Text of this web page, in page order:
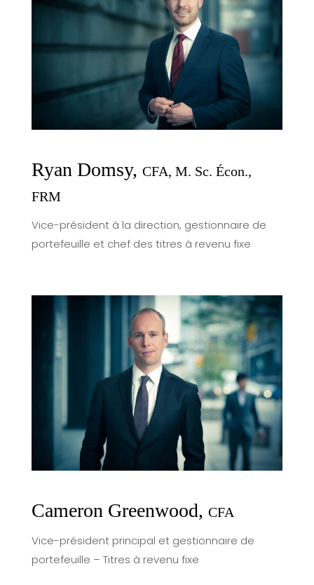
Ryan Domsy, CFA, M. Sc. Écon.,
FRM
Vice-président à la direction, gestionnaire de
portefeuille et chef des titres à revenu fixe
Cameron Greenwood, CFA
Vice-président principal et gestionnaire de
portefeuille – Titres à revenu fixe